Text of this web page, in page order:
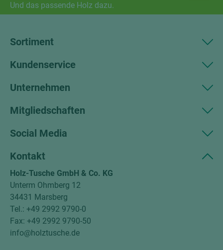
Und das passende Holz dazu.
Sortiment
Kundenservice
Unternehmen
Mitgliedschaften
Social Media
Kontakt
Holz-Tusche GmbH & Co. KG
Unterm Ohmberg 12
34431 Marsberg
Tel.: +49 2992 9790-0
Fax: +49 2992 9790-50
info@holztusche.de